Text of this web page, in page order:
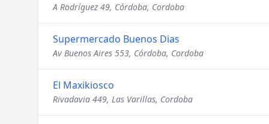
A Rodríguez 49, Córdoba, Cordoba
Supermercado Buenos Dias
Av Buenos Aires 553, Córdoba, Cordoba
El Maxikiosco
Rivadavia 449, Las Varillas, Cordoba